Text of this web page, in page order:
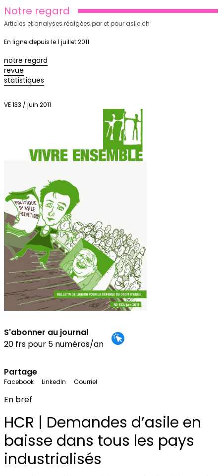
Notre regard
Articles et analyses rédigées par et pour asile.ch
En ligne depuis le 1 juillet 2011
notre regard
revue
statistiques
VE 133 / juin 2011
S'abonner au journal
20 frs pour 5 numéros/an
Partage
Facebook LinkedIn Courriel
En bref
HCR | Demandes d’asile en
baisse dans tous les pays
industrialisés